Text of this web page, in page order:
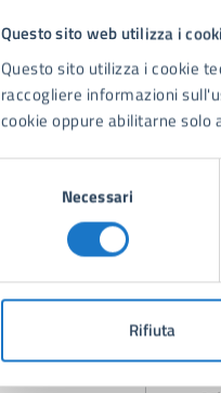
Questo sito web utilizza i
Questo sito utilizza i cookie
raccogliere informazioni
cookie oppure abilitarne solo
Necessari
Rifiuta
I